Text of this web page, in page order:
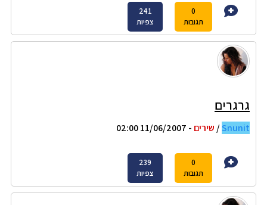
0
תגובות
241
צפיות
גרגרים
Snunit
/ שירים - 11/06/2007 02:00
0
תגובות
239
צפיות